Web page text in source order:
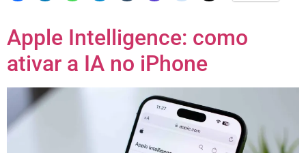
Apple Intelligence: como
ativar a IA no iPhone